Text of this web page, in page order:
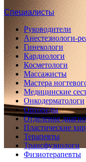
Специалисты
Руководители
Анестезиологи-
Гинекологи
Кардиологи
Косметологи
Массажисты
Мастера
Медицинские
Онкодерматологи
Ортопеды
Отделение
Пластические
Терапевты
Трансфузиологи
Физиотерапевты